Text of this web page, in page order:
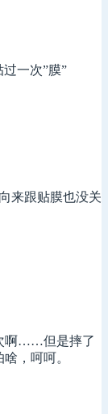
一次”膜”
来跟贴膜也没关
啊……但是摔了
，呵呵。